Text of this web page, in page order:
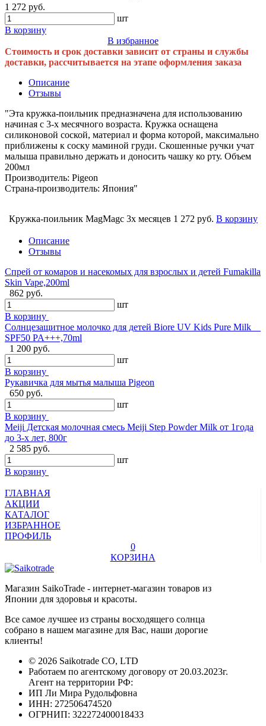
1 272 руб.
шт
В корзину
В избранное
Стоимость и срок доставки зависит от страны и службы
доставки, рассчитывается на этапе оформления заказа
Описание
Отзывы
"Эта кружка-поильник предназначена для использованию
начиная с 3-х месячного возраста. Кружка оснащена
силиконовой соской, материал и форма которой, максимально
приближены к соску маминой груди. Скошенные ручки учат
малыша правильно держать и доносить чашку ко рту. Объем
200мл
Производитель: Pigeon
Страна-производитель: Япония"
Кружка-поильник MagMagс 3х месяцев 1 272 руб. В корзину
Описание
Отзывы
Спрей от комаров и насекомых для взрослых и детей Fumakilla
Skin Vape,200ml
862 руб.
шт
В корзину
Солнцезащитное молочко для детей Biore UV Kids Pure Milk
SPF50 PA+++,70ml
1 200 руб.
шт
В корзину
Рукавичка для мытья малыша Pigeon
650 руб.
шт
В корзину
Meiji Детская молочная смесь Meiji Step Powder Milk от 1года
до 3-х лет, 800г
2 585 руб.
шт
В корзину
ГЛАВНАЯ
АКЦИИ
КАТАЛОГ
ИЗБРАННОЕ
ПРОФИЛЬ
0
КОРЗИНА
Магазин SaikoTrade - интернет-магазин товаров из
Японии для здоровья и красоты.
Все самое лучшее из страны восходящего солнца
собрано в нашем магазине для Вас, наши дорогие
клиенты!
© 2026 Saikotrade CO, LTD
Работаем по агентскому договору от 20.03.2023г.
Агент на территории РФ:
ИП Ли Мира Рудольфовна
ИНН: 272506474520
ОГРНИП: 322272400018433